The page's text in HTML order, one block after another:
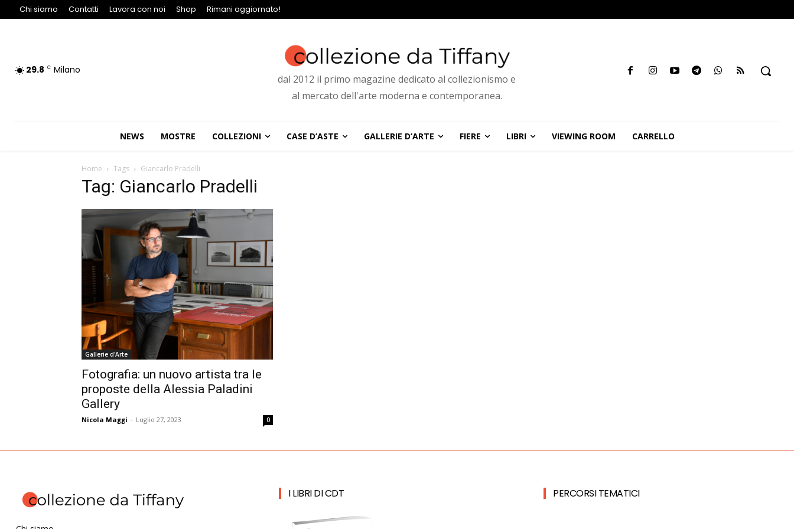
Chi siamo Contatti Lavora con noi Shop Rimani aggiornato!
29.8 C Milano
dal 2012 il primo magazine dedicato al collezionismo e
al mercato dell'arte moderna e contemporanea.
NEWS MOSTRE COLLEZIONI CASE D’ASTE GALLERIE D’ARTE FIERE LIBRI VIEWING ROOM CARRELLO
Home Tags Giancarlo Pradelli
Tag: Giancarlo Pradelli
Gallerie d'Arte
Fotografia: un nuovo artista tra le
proposte della Alessia Paladini
Gallery
Nicola Maggi - Luglio 27, 2023 0
I LIBRI DI CDT PERCORSI TEMATICI